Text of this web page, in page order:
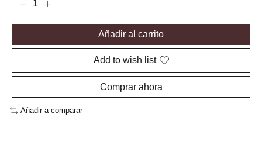
Añadir al carrito
Add to wish list
Comprar ahora
Añadir a comparar